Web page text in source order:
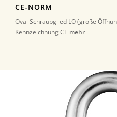
CE-NORM
Oval Schraubglied LO (große
Kennzeichnung CE mehr